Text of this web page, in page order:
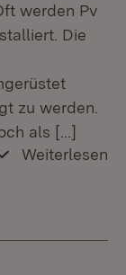
werden Pv
Die
zu werden.
als […]
Weiterlesen